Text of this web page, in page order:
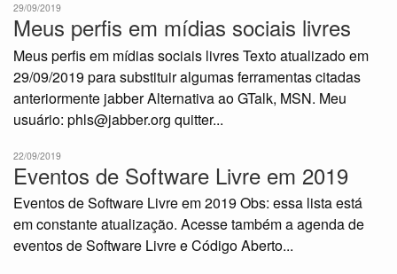
29/09/2019
Meus perfis em mídias sociais livres
Meus perfis em mídias sociais livres Texto atualizado em
29/09/2019 para substituir algumas ferramentas citadas
anteriormente jabber Alternativa ao GTalk, MSN. Meu
usuário: phls@jabber.org quitter...
22/09/2019
Eventos de Software Livre em 2019
Eventos de Software Livre em 2019 Obs: essa lista está
em constante atualização. Acesse também a agenda de
eventos de Software Livre e Código Aberto...